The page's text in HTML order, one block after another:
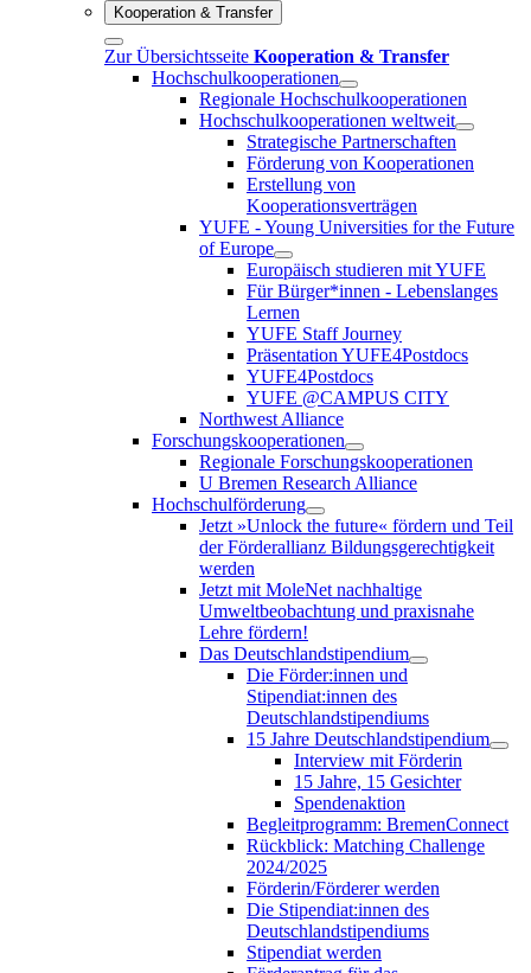
Kooperation & Transfer
Zur Übersichtsseite Kooperation & Transfer
Hochschulkooperationen
Regionale Hochschulkooperationen
Hochschulkooperationen weltweit
Strategische Partnerschaften
Förderung von Kooperationen
Erstellung von
Kooperationsverträgen
YUFE - Young Universities for the Future
of Europe
Europäisch studieren mit YUFE
Für Bürger*innen - Lebenslanges
Lernen
YUFE Staff Journey
Präsentation YUFE4Postdocs
YUFE4Postdocs
YUFE @CAMPUS CITY
Northwest Alliance
Forschungskooperationen
Regionale Forschungskooperationen
U Bremen Research Alliance
Hochschulförderung
Jetzt »Unlock the future« fördern und Teil
der Förderallianz Bildungsgerechtigkeit
werden
Jetzt mit MoleNet nachhaltige
Umweltbeobachtung und praxisnahe
Lehre fördern!
Das Deutschlandstipendium
Die Förder:innen und
Stipendiat:innen des
Deutschlandstipendiums
15 Jahre Deutschlandstipendium
Interview mit Förderin
15 Jahre, 15 Gesichter
Spendenaktion
Begleitprogramm: BremenConnect
Rückblick: Matching Challenge
2024/2025
Förderin/Förderer werden
Die Stipendiat:innen des
Deutschlandstipendiums
Stipendiat werden